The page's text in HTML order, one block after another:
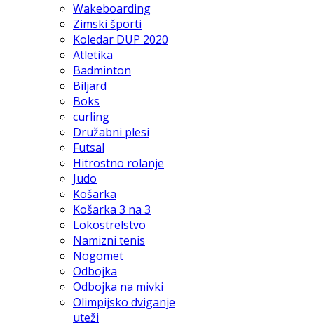
Wakeboarding
Zimski športi
Koledar DUP 2020
Atletika
Badminton
Biljard
Boks
curling
Družabni plesi
Futsal
Hitrostno rolanje
Judo
Košarka
Košarka 3 na 3
Lokostrelstvo
Namizni tenis
Nogomet
Odbojka
Odbojka na mivki
Olimpijsko dviganje
uteži